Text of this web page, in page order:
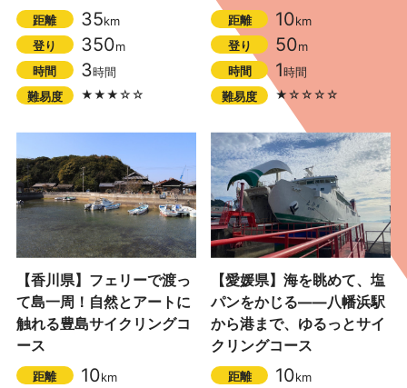
距離 35km
登り
350m
時間
3時間
難易度
★★★☆☆
距離 10km
登り
50m
時間
1時間
難易度
★☆☆☆☆
【香川県】フェリーで渡っ
て島一周！自然とアートに
触れる豊島サイクリングコ
ース
距離 10km
【愛媛県】海を眺めて、塩
パンをかじる――八幡浜駅
から港まで、ゆるっとサイ
クリングコース
距離 10km